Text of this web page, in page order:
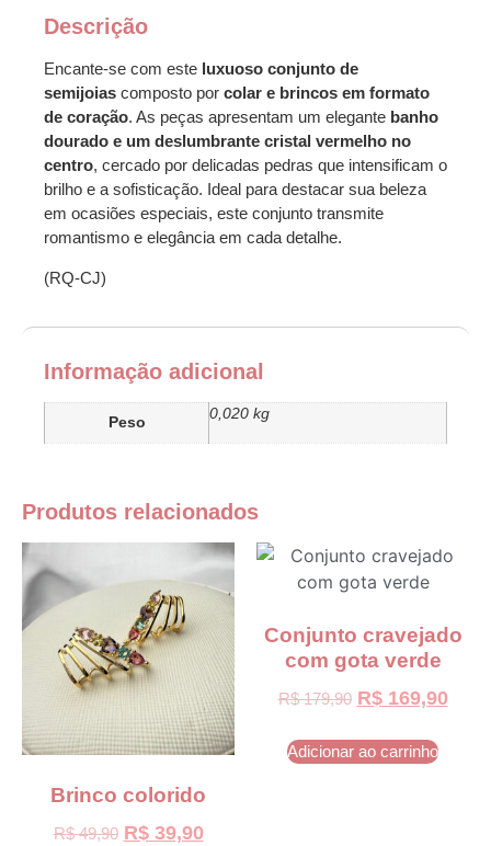
Descrição
Encante-se com este luxuoso conjunto de
semijoias composto por colar e brincos em formato
de coração. As peças apresentam um elegante banho
dourado e um deslumbrante cristal vermelho no
centro, cercado por delicadas pedras que intensificam o
brilho e a sofisticação. Ideal para destacar sua beleza
em ocasiões especiais, este conjunto transmite
romantismo e elegância em cada detalhe.
(RQ-CJ)
Informação adicional
Peso
0,020 kg
Produtos relacionados
Brinco colorido
R$49,90 R$39,90
Conjunto cravejado
com gota verde
R$179,90 R$169,90
Adicionar ao carrinho